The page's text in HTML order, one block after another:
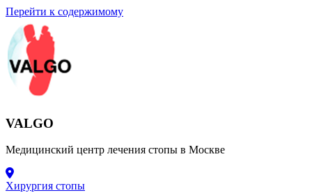
Перейти к содержимому
VALGO
Медицинский центр лечения стопы в Москве
Хирургия стопы